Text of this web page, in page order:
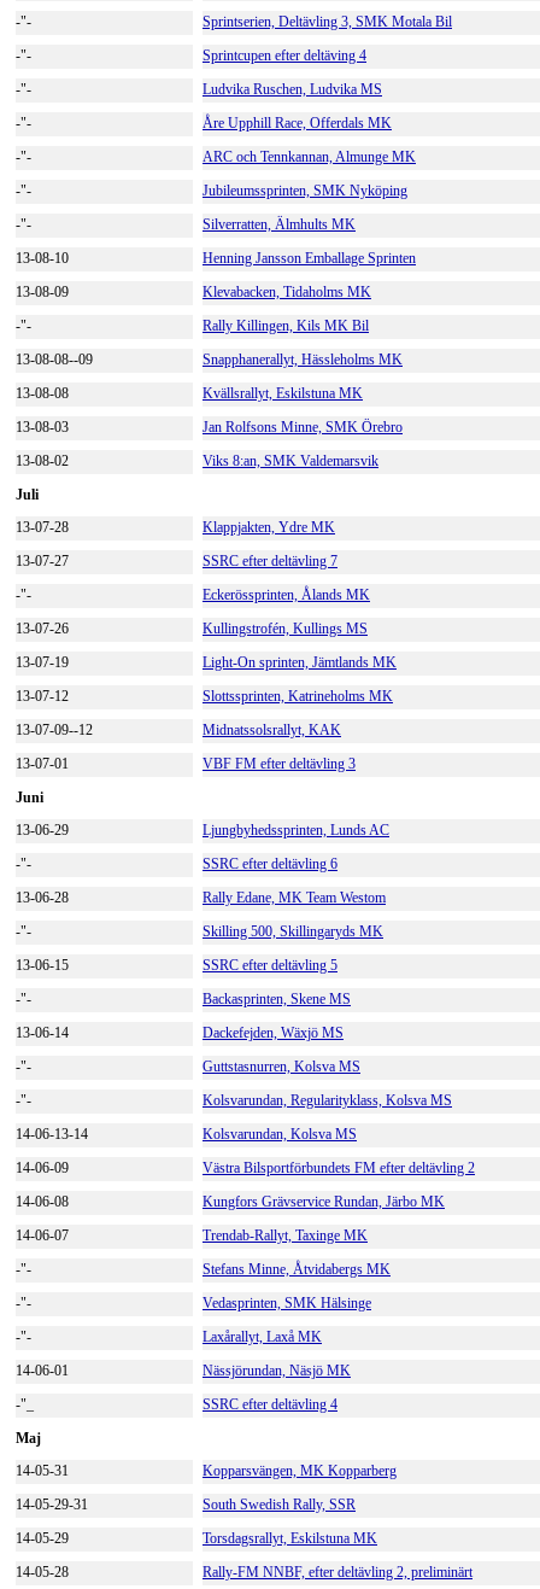
-"-
Sprintserien, Deltävling 3, SMK Motala Bil
-"-
Sprintcupen efter deltäving 4
-"-
Ludvika Ruschen, Ludvika MS
-"-
Åre Upphill Race, Offerdals MK
-"-
ARC och Tennkannan, Almunge MK
-"-
Jubileumssprinten, SMK Nyköping
-"-
Silverratten, Älmhults MK
13-08-10
Henning Jansson Emballage Sprinten
13-08-09
Klevabacken, Tidaholms MK
-"-
Rally Killingen, Kils MK Bil
13-08-08--09
Snapphanerallyt, Hässleholms MK
13-08-08
Kvällsrallyt, Eskilstuna MK
13-08-03
Jan Rolfsons Minne, SMK Örebro
13-08-02
Viks 8:an, SMK Valdemarsvik
Juli
13-07-28
Klappjakten, Ydre MK
13-07-27
SSRC efter deltävling 7
-"-
Eckerössprinten, Ålands MK
13-07-26
Kullingstrofén, Kullings MS
13-07-19
Light-On sprinten, Jämtlands MK
13-07-12
Slottssprinten, Katrineholms MK
13-07-09--12
Midnatssolsrallyt, KAK
13-07-01
VBF FM efter deltävling 3
Juni
13-06-29
Ljungbyhedssprinten, Lunds AC
-"-
SSRC efter deltävling 6
13-06-28
Rally Edane, MK Team Westom
-"-
Skilling 500, Skillingaryds MK
13-06-15
SSRC efter deltävling 5
-"-
Backasprinten, Skene MS
13-06-14
Dackefejden, Wäxjö MS
-"-
Guttstasnurren, Kolsva MS
-"-
Kolsvarundan, Regularityklass, Kolsva MS
14-06-13-14
Kolsvarundan, Kolsva MS
14-06-09
Västra Bilsportförbundets FM efter deltävling 2
14-06-08
Kungfors Grävservice Rundan, Järbo MK
14-06-07
Trendab-Rallyt, Taxinge MK
-"-
Stefans Minne, Åtvidabergs MK
-"-
Vedasprinten, SMK Hälsinge
-"-
Laxårallyt, Laxå MK
14-06-01
Nässjörundan, Näsjö MK
-"_
SSRC efter deltävling 4
Maj
14-05-31
Kopparsvängen, MK Kopparberg
14-05-29-31
South Swedish Rally, SSR
14-05-29
Torsdagsrallyt, Eskilstuna MK
14-05-28
Rally-FM NNBF, efter deltävling 2, preliminärt